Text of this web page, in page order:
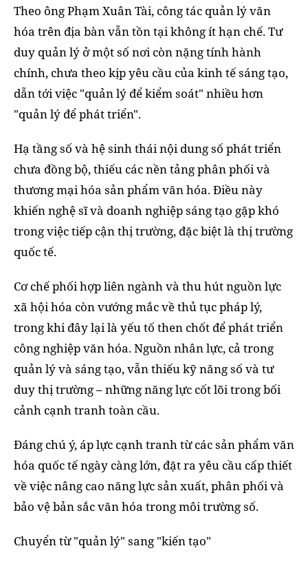
Theo ông Phạm Xuân Tài, công tác quản lý văn
hóa trên địa bàn vẫn tồn tại không ít hạn chế. Tư
duy quản lý ở một số nơi còn nặng tính hành
chính, chưa theo kịp yêu cầu của kinh tế sáng tạo,
dẫn tới việc "quản lý để kiểm soát" nhiều hơn
"quản lý để phát triển".
Hạ tầng số và hệ sinh thái nội dung số phát triển
chưa đồng bộ, thiếu các nền tảng phân phối và
thương mại hóa sản phẩm văn hóa. Điều này
khiến nghệ sĩ và doanh nghiệp sáng tạo gặp khó
trong việc tiếp cận thị trường, đặc biệt là thị trường
quốc tế.
Cơ chế phối hợp liên ngành và thu hút nguồn lực
xã hội hóa còn vướng mắc về thủ tục pháp lý,
trong khi đây lại là yếu tố then chốt để phát triển
công nghiệp văn hóa. Nguồn nhân lực, cả trong
quản lý và sáng tạo, vẫn thiếu kỹ năng số và tư
duy thị trường – những năng lực cốt lõi trong bối
cảnh cạnh tranh toàn cầu.
Đáng chú ý, áp lực cạnh tranh từ các sản phẩm văn
hóa quốc tế ngày càng lớn, đặt ra yêu cầu cấp thiết
về việc nâng cao năng lực sản xuất, phân phối và
bảo vệ bản sắc văn hóa trong môi trường số.
Chuyển từ "quản lý" sang "kiến tạo"